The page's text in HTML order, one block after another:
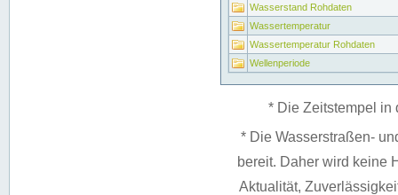
Wasserstand Rohdaten
Wassertemperatur
Wassertemperatur Rohdaten
Wellenperiode
* Die Zeitstempel in
* Die Wasserstraßen-
bereit. Daher wird keine
Aktualität,